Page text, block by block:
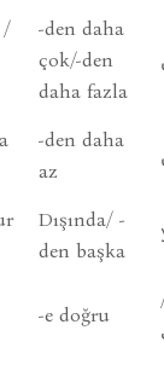
-den daha
çok/-den
daha fazla
-den daha
az
Dışında/ -
den başka
-e doğru